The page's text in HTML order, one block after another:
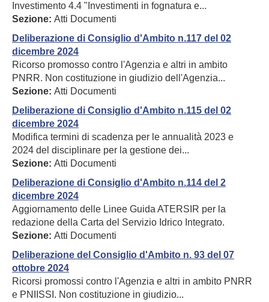
Investimento 4.4 "Investimenti in fognatura e...
Sezione: Atti Documenti
Deliberazione di Consiglio d'Ambito n.117 del 02
dicembre 2024
Ricorso promosso contro l'Agenzia e altri in ambito
PNRR. Non costituzione in giudizio dell'Agenzia...
Sezione: Atti Documenti
Deliberazione di Consiglio d'Ambito n.115 del 02
dicembre 2024
Modifica termini di scadenza per le annualità 2023 e
2024 del disciplinare per la gestione dei...
Sezione: Atti Documenti
Deliberazione di Consiglio d'Ambito n.114 del 2
dicembre 2024
Aggiornamento delle Linee Guida ATERSIR per la
redazione della Carta del Servizio Idrico Integrato.
Sezione: Atti Documenti
Deliberazione del Consiglio d'Ambito n. 93 del 07
ottobre 2024
Ricorsi promossi contro l'Agenzia e altri in ambito PNRR
e PNIISSI. Non costituzione in giudizio...